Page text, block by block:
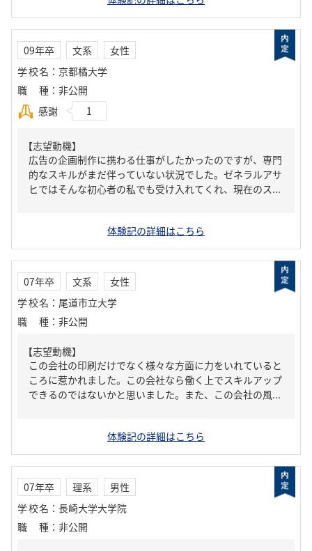
09年卒 文系
女性
学校名 ： 京都橘大学
職種 ： 非公開
感謝
1
【志望動機】
広告の企画制作に携わる仕事がしたかったのですが、専門
的なスキルがまだ伴っていない状況でした。ゼネラルアサ
ヒではそんな初心者の私でも受け入れてくれ、現在のス...
体験記の詳細はこちら
07年卒 文系
女性
学校名 ： 尾道市立大学
職種 ： 非公開
【志望動機】
この会社の印刷だけでなく様々な方面に力をいれていると
ころに惹かれました。この会社なら働く上でスキルアップ
できるのではないかと思いました。また、この会社の風...
体験記の詳細はこちら
07年卒 理系
男性
学校名 ： 長崎大学大学院
職種 ： 非公開